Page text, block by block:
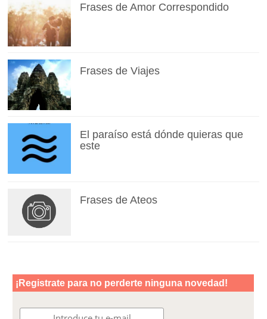
Frases de Amor Correspondido
Frases de Viajes
El paraíso está dónde quieras que
este
Frases de Ateos